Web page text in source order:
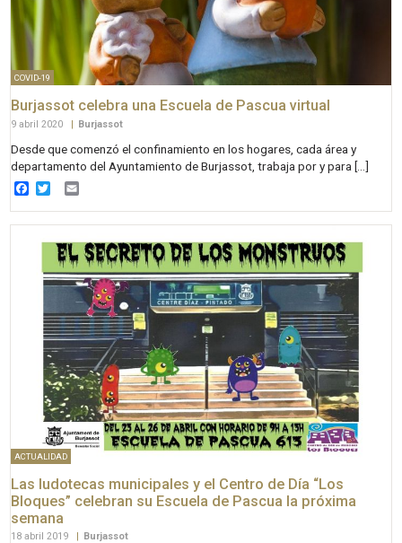
COVID-19
Burjassot celebra una Escuela de Pascua virtual
9 abril 2020 | Burjassot
Desde que comenzó el confinamiento en los hogares, cada área y
departamento del Ayuntamiento de Burjassot, trabaja por y para […]
Facebook
Twitter
ACTUALIDAD
Las ludotecas municipales y el Centro de Día “Los
Bloques” celebran su Escuela de Pascua la próxima
semana
18 abril 2019 Burjassot